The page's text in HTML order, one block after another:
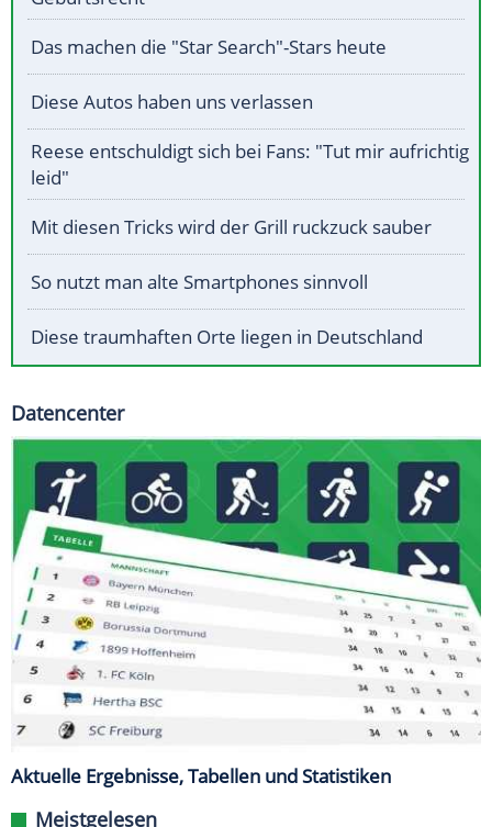
Das machen die "Star Search"-Stars heute
Diese Autos haben uns verlassen
Reese entschuldigt sich bei Fans: "Tut mir aufrichtig
leid"
Mit diesen Tricks wird der Grill ruckzuck sauber
So nutzt man alte Smartphones sinnvoll
Diese traumhaften Orte liegen in Deutschland
Datencenter
Aktuelle Ergebnisse, Tabellen und Statistiken
Meistgelesen